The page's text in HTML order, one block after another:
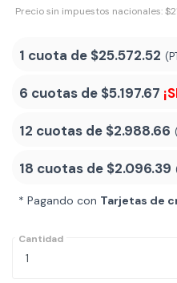
Precio sin impuestos nacionales:
1 cuota de $25.572.52
6 cuotas de $5.197.67
12 cuotas de $2.988.66
18 cuotas de $2.096.39
* Pagando con Tarjetas de
Cantidad